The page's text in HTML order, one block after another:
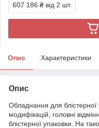
607 186 ₴ від 2 шт.
Опис Характеристики
Опис
Обладнання для блістерної
модифікацій, головні
блістерної упаковки. На